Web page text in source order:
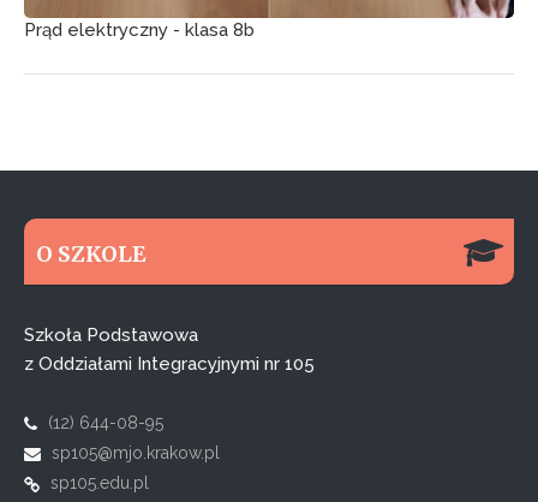
Prąd elektryczny - klasa 8b
O SZKOLE
Szkoła Podstawowa
z Oddziałami Integracyjnymi nr 105
(12) 644-08-95
sp105@mjo.krakow.pl
sp105.edu.pl